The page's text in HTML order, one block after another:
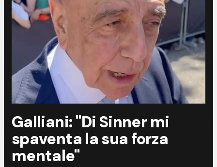
Galliani: "Di Sinner mi
spaventa la sua forza
mentale"